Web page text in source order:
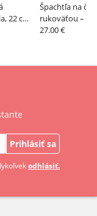
22 cm
Špachtľa na
rukoväťou –
27.00 €
Prihlásiť sa
odhlásiť.